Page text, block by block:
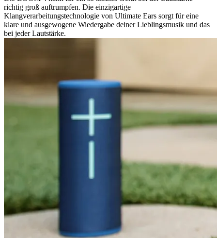
richtig groß auftrumpfen. Die einzigartige
Klangverarbeitungstechnologie von Ultimate Ears sorgt für eine
klare und ausgewogene Wiedergabe deiner Lieblingsmusik und das
bei jeder Lautstärke.